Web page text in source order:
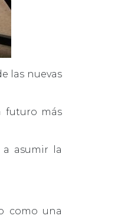
las nuevas
futuro más
asumir la
como una